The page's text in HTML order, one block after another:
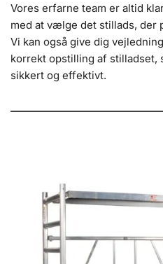
Vores erfarne team er altid
med at vælge det stillads, der
Vi kan også give dig
korrekt opstilling af stilladset,
sikkert og effektivt.